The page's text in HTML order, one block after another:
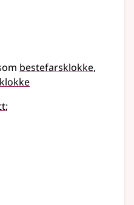
bestefarsklokke
;